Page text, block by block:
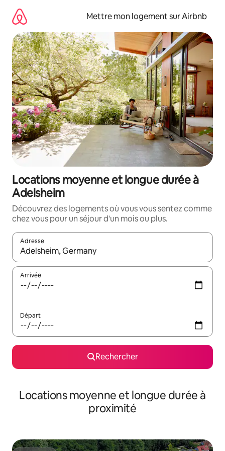
directement
contenu
Mettre mon logement sur Airbnb
Locations moyenne et longue durée à
Adelsheim
Découvrez des logements où vous vous sentez comme
chez vous pour un séjour d'un mois ou plus.
Adresse
Lorsque les résultats s'affichent, utilisez les flèches vers le
Arrivée
Départ
Rechercher
Locations moyenne et longue durée à
proximité